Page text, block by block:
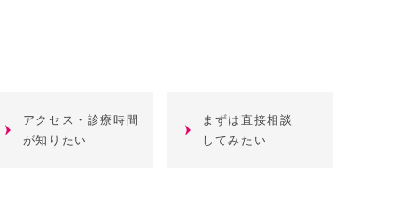
アクセス・診療時間
が知りたい
まずは直接相談
してみたい